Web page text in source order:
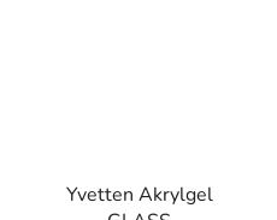
Yvetten Akrylgel